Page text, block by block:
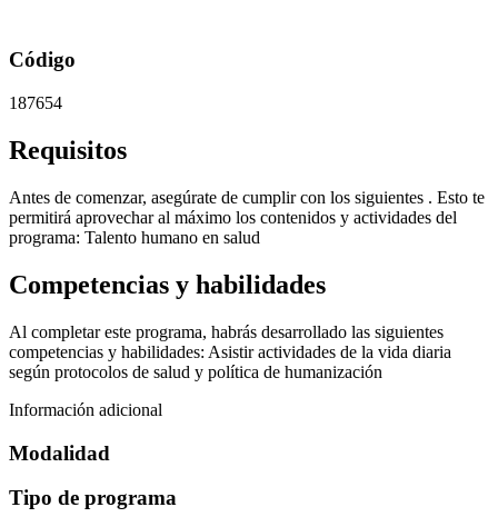
Código
187654
Requisitos
Antes de comenzar, asegúrate de cumplir con los siguientes . Esto te
permitirá aprovechar al máximo los contenidos y actividades del
programa: Talento humano en salud
Competencias y habilidades
Al completar este programa, habrás desarrollado las siguientes
competencias y habilidades: Asistir actividades de la vida diaria
según protocolos de salud y política de humanización
Información adicional
Modalidad
Tipo de programa